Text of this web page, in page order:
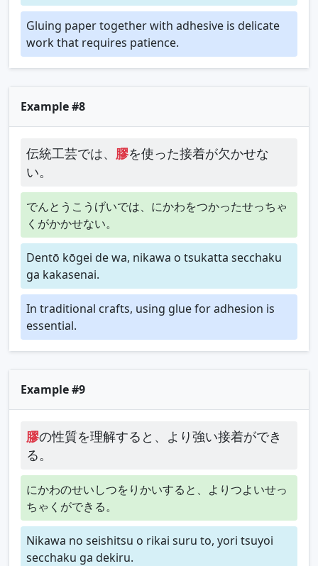
Gluing paper together with adhesive is delicate
work that requires patience.
Example #8
伝統工芸では、 膠を使った接着が欠かせな
い。
でんとうこうげいでは、にかわをつかったせっちゃ
くがかかせない。
Dentō kōgei de wa, nikawa o tsukatta secchaku
ga kakasenai.
In traditional crafts, using glue for adhesion is
essential.
Example #9
膠の性質を理解すると、より強い接着ができ
る。
にかわのせいしつをりかいすると、よりつよいせっ
ちゃくができる。
Nikawa no seishitsu o rikai suru to, yori tsuyoi
secchaku ga dekiru.